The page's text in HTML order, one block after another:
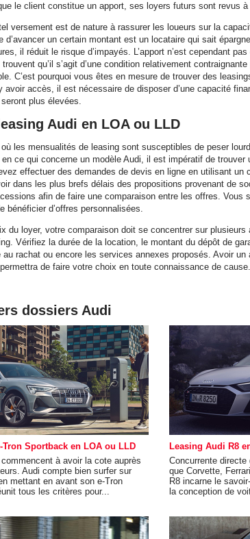
le client constitue un apport, ses loyers futurs sont revus
versement est de nature à rassurer les loueurs sur la
d’avancer un certain montant est un locataire qui sait
il réduit le risque d’impayés. L’apport n’est cependant
qu’il s’agit d’une condition relativement
C’est pourquoi vous êtes en mesure de trouver des
avoir accès, il est nécessaire de disposer d’une capacité
plus élevées.
Audi en LOA ou LLD
les mensualités de leasing sont susceptibles de peser
ce qui concerne un modèle Audi, il est impératif de
effectuer des demandes de devis en ligne en utilisant un
dans les plus brefs délais des propositions provenant de
afin de faire une comparaison entre les offres. Vous
bénéficier d’offres personnalisées.
du loyer, votre comparaison doit se concentrer sur
Vérifiez la durée de la location, le montant du dépôt de
au rachat ou encore les services annexes proposés. Avoir
de faire votre choix en toute connaissance de cause.
dossiers Audi
Tron Sportback en LOA ou LLD
à avoir la cote auprès
Audi compte bien surfer sur
mettant en avant son e-Tron
tous les critères pour...
Leasing Audi R8
Concurrente
que Corvette,
R8 incarne le
la conception de